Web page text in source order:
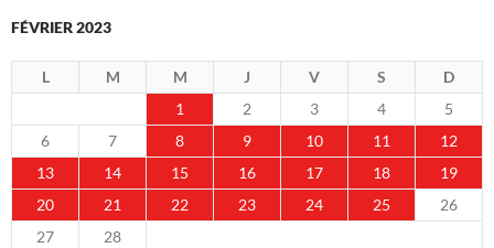
FÉVRIER 2023
L M M J V S
D
1
2 3 4
5
6
7 8 9 10 11
12
13
14 15 16 17 18
19
20
21 22 23 24 25
26
27
28